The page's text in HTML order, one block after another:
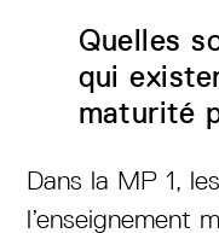
Quelles
qui
maturité
Dans la MP 1,
l’enseignement